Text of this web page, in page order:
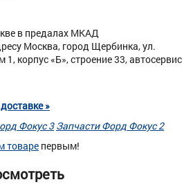
в предалах МКАД
Москва, город Щербинка, ул.
корпус «Б», строение 33, автосервис
»
Фокус 3 Запчасти Форд Фокус 2
товаре первым!